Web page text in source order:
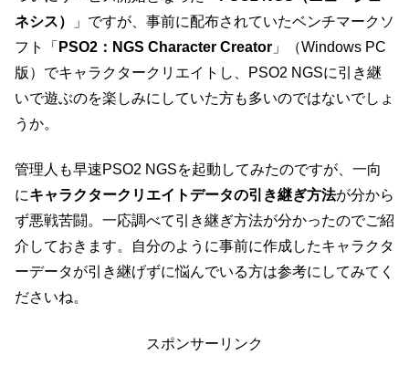
ネシス）
」ですが、事前に配布されていたベンチマークソ
フト「 PSO2：NGS Character Creator 」（Windows PC
版）でキャラクタークリエイトし、PSO2 NGSに引き継
いで遊ぶのを楽しみにしていた方も多いのではないでしょ
うか。
管理人も早速PSO2 NGSを起動してみたのですが、一向
にキャラクタークリエイトデータの引き継ぎ方法が分から
ず悪戦苦闘。一応調べて引き継ぎ方法が分かったのでご紹
介しておきます。自分のように事前に作成したキャラクタ
ーデータが引き継げずに悩んでいる方は参考にしてみてく
ださいね。
スポンサーリンク